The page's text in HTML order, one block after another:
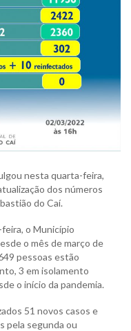
nesta quarta-feira,
dos números
do Caí.
o Município
o mês de março de
pessoas estão
3 em isolamento
o início da pandemia.
51 novos casos e
pela segunda ou